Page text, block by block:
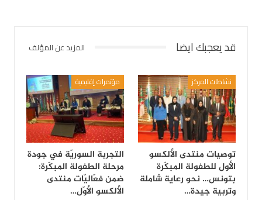
قد يعجبك ايضا المزيد عن المؤلف
نشاطات المركز
توصيات منتدى الألكسو
الأول للطفولة المبكّرة
بتونس… نحو رعاية شاملة
وتربية جيدة…
مؤتمرات إقليمية
التجربة السوريّة في جودة
مرحلة الطفولة المبكّرة:
ضمن فعّاليّات منتدى
الألكسو الأوّل…